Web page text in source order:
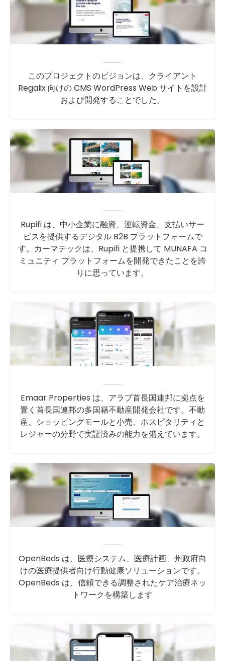
このプロジェクトのビジョンは、クライアント
Regalix 向けの CMS WordPress Web サイトを設計
および開発することでした。
Rupifi は、中小企業に融資、運転資金、支払いサー
ビスを提供するデジタル B2B プラットフォームで
す。カーマテックは、Rupifi と提携して MUNAFA コ
ミュニティ プラットフォームを開発できたことを誇
りに思っています。
Emaar Properties は、アラブ首長国連邦に拠点を
置く首長国連邦の多国籍不動産開発会社です。不動
産、ショッピングモールと小売、ホスピタリティと
レジャーの分野で実証済みの能力を備えています。
OpenBeds は、医療システム、医療計画、州政府向
けの医療提供者向け行動健康ソリューションです。
OpenBeds は、信頼できる調整されたケア治療ネッ
トワークを構築します